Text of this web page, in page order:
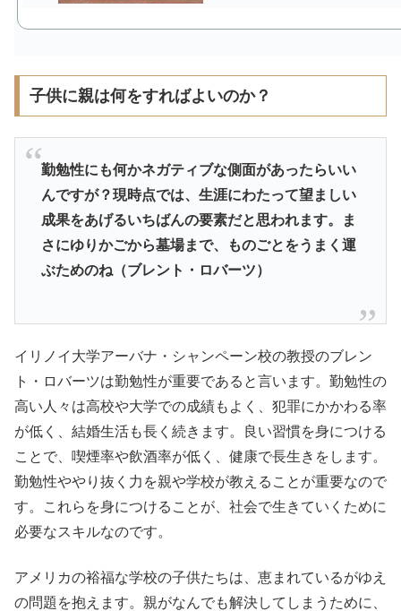
子供に親は何をすればよいのか？
勤勉性にも何かネガティブな側面があったらいい
んですが？現時点では、生涯にわたって望ましい
成果をあげるいちばんの要素だと思われます。ま
さにゆりかごから墓場まで、ものごとをうまく運
ぶためのね（ブレント・ロバーツ）
イリノイ大学アーバナ・シャンペーン校の教授のブレン
ト・ロバーツは勤勉性が重要であると言います。勤勉性の
高い人々は高校や大学での成績もよく、犯罪にかかわる率
が低く、結婚生活も長く続きます。良い習慣を身につける
ことで、喫煙率や飲酒率が低く、健康で長生きをします。
勤勉性ややり抜く力を親や学校が教えることが重要なので
す。これらを身につけることが、社会で生きていくために
必要なスキルなのです。
アメリカの裕福な学校の子供たちは、恵まれているがゆえ
の問題を抱えます。親がなんでも解決してしまうために、